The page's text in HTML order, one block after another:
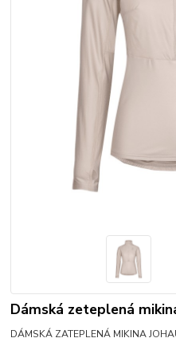
Dámská zeteplená
DÁMSKÁ ZATEPLENÁ MIKINA